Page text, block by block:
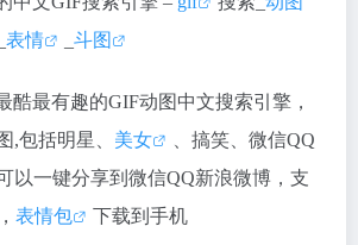
表情 斗图
酷最有趣的GIF动图中文搜索引擎，
,包括明星、 美女
、搞笑、微信QQ
以一键分享到微信QQ新浪微博，支
， 表情包 下载到手机